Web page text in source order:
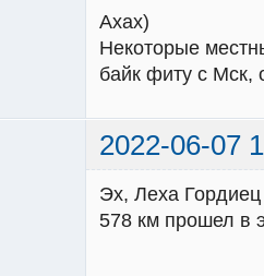
Ахах)
Некоторые
байк фиту с Мск,
2022-06-07
Эх, Леха
578 км прошел в